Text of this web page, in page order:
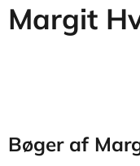
Margit
Bøger af